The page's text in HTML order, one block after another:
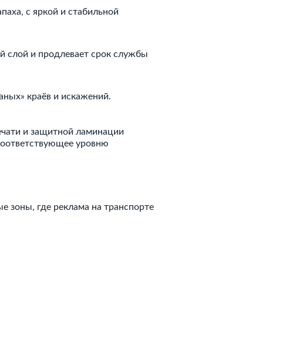
с яркой и стабильной
и продлевает срок службы
краёв и искажений.
и защитной ламинации
уровню
зоны, где реклама на транспорте